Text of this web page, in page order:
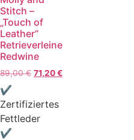
Stitch –
„Touch of
Leather“
Retrieverleine
Redwine
89,00€ 71,20€
✔
Zertifiziertes
Fettleder
✔